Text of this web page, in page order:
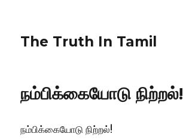
The Truth In Tamil
நம்பிக்கையோடு நிற்றல்!
நம்பிக்கையோடு நிற்றல்!